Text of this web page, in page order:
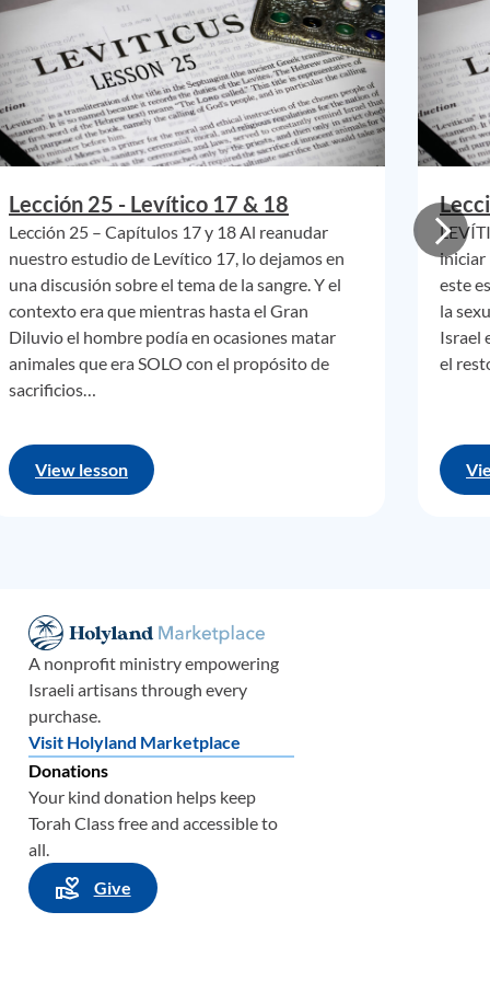
si la
y
era
y
Lección 25 - Levítico 17 & 18
Lección 25 – Capítulos 17 y 18 Al reanudar
nuestro estudio de Levítico 17, lo dejamos en
una discusión sobre el tema de la sangre. Y el
contexto era que mientras hasta el Gran
Diluvio el hombre podía en ocasiones matar
animales que era SOLO con el propósito de
sacrificios…
View lesson
iniciar
este
la
Israel
el
A nonprofit ministry empowering
Israeli artisans through every
purchase.
Visit Holyland Marketplace
Donations
Your kind donation helps keep
Torah Class free and accessible to
all.
Give